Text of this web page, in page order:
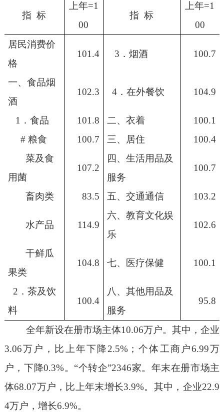
指 标
上年=1
00
指 标
上年=1
00
居民消费价
格
101.4 3．烟酒 100.7
一、食品烟
酒
102.3 4．在外餐饮 104.9
1．食品 101.8 二、衣着
100.1
# 粮食
100.7 三、居住
100.4
菜及食
用菌
107.2
四、生活用品及
服务
100.7
畜肉类 83.5 五、交通通信 103.2
水产品 114.9
六、教育文化娱
乐
102.6
干鲜瓜
果类
104.8 七、医疗保健 100.1
2．茶及饮
料
100.4
八、其他用品及
服务
95.8
全年新设在册市场主体10.06万户。其中，企业
3.06万户，比上年下降2.5% ；个体工商户6.99万
户，下降0.3%。“个转企”2346家。年末在册市场主
体68.07万户，比上年末增长3.9%。其中 ， 企业22.9
4万户，增长6.9%。